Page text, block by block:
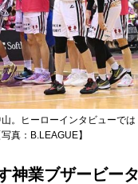
。ヒーローインタビューで
真：B.LEAGUE】
神業ブザービー